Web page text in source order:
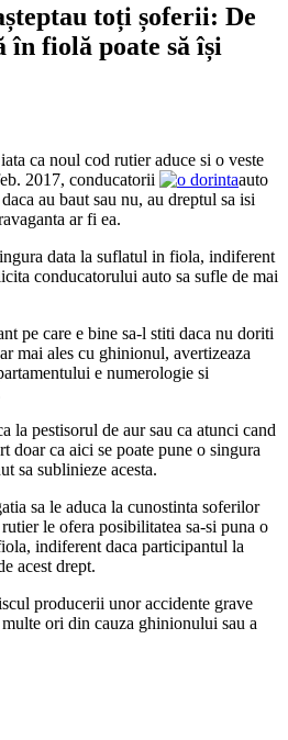
toți șoferii: De
în fiolă poate să își
ca noul cod rutier aduce si o veste
2017, conducatorii
auto
au baut sau nu, au dreptul sa isi
ar fi ea.
data la suflatul in fiola, indiferent
conducatorului auto sa sufle de mai
pe care e bine sa-l stiti daca nu doriti
mai ales cu ghinionul, avertizeaza
e numerologie si
la pestisorul de aur sau ca atunci cand
doar ca aici se poate pune o singura
sa sublinieze acesta.
sa le aduca la cunostinta soferilor
le ofera posibilitatea sa-si puna o
indiferent daca participantul la
acest drept.
producerii unor accidente grave
ori din cauza ghinionului sau a